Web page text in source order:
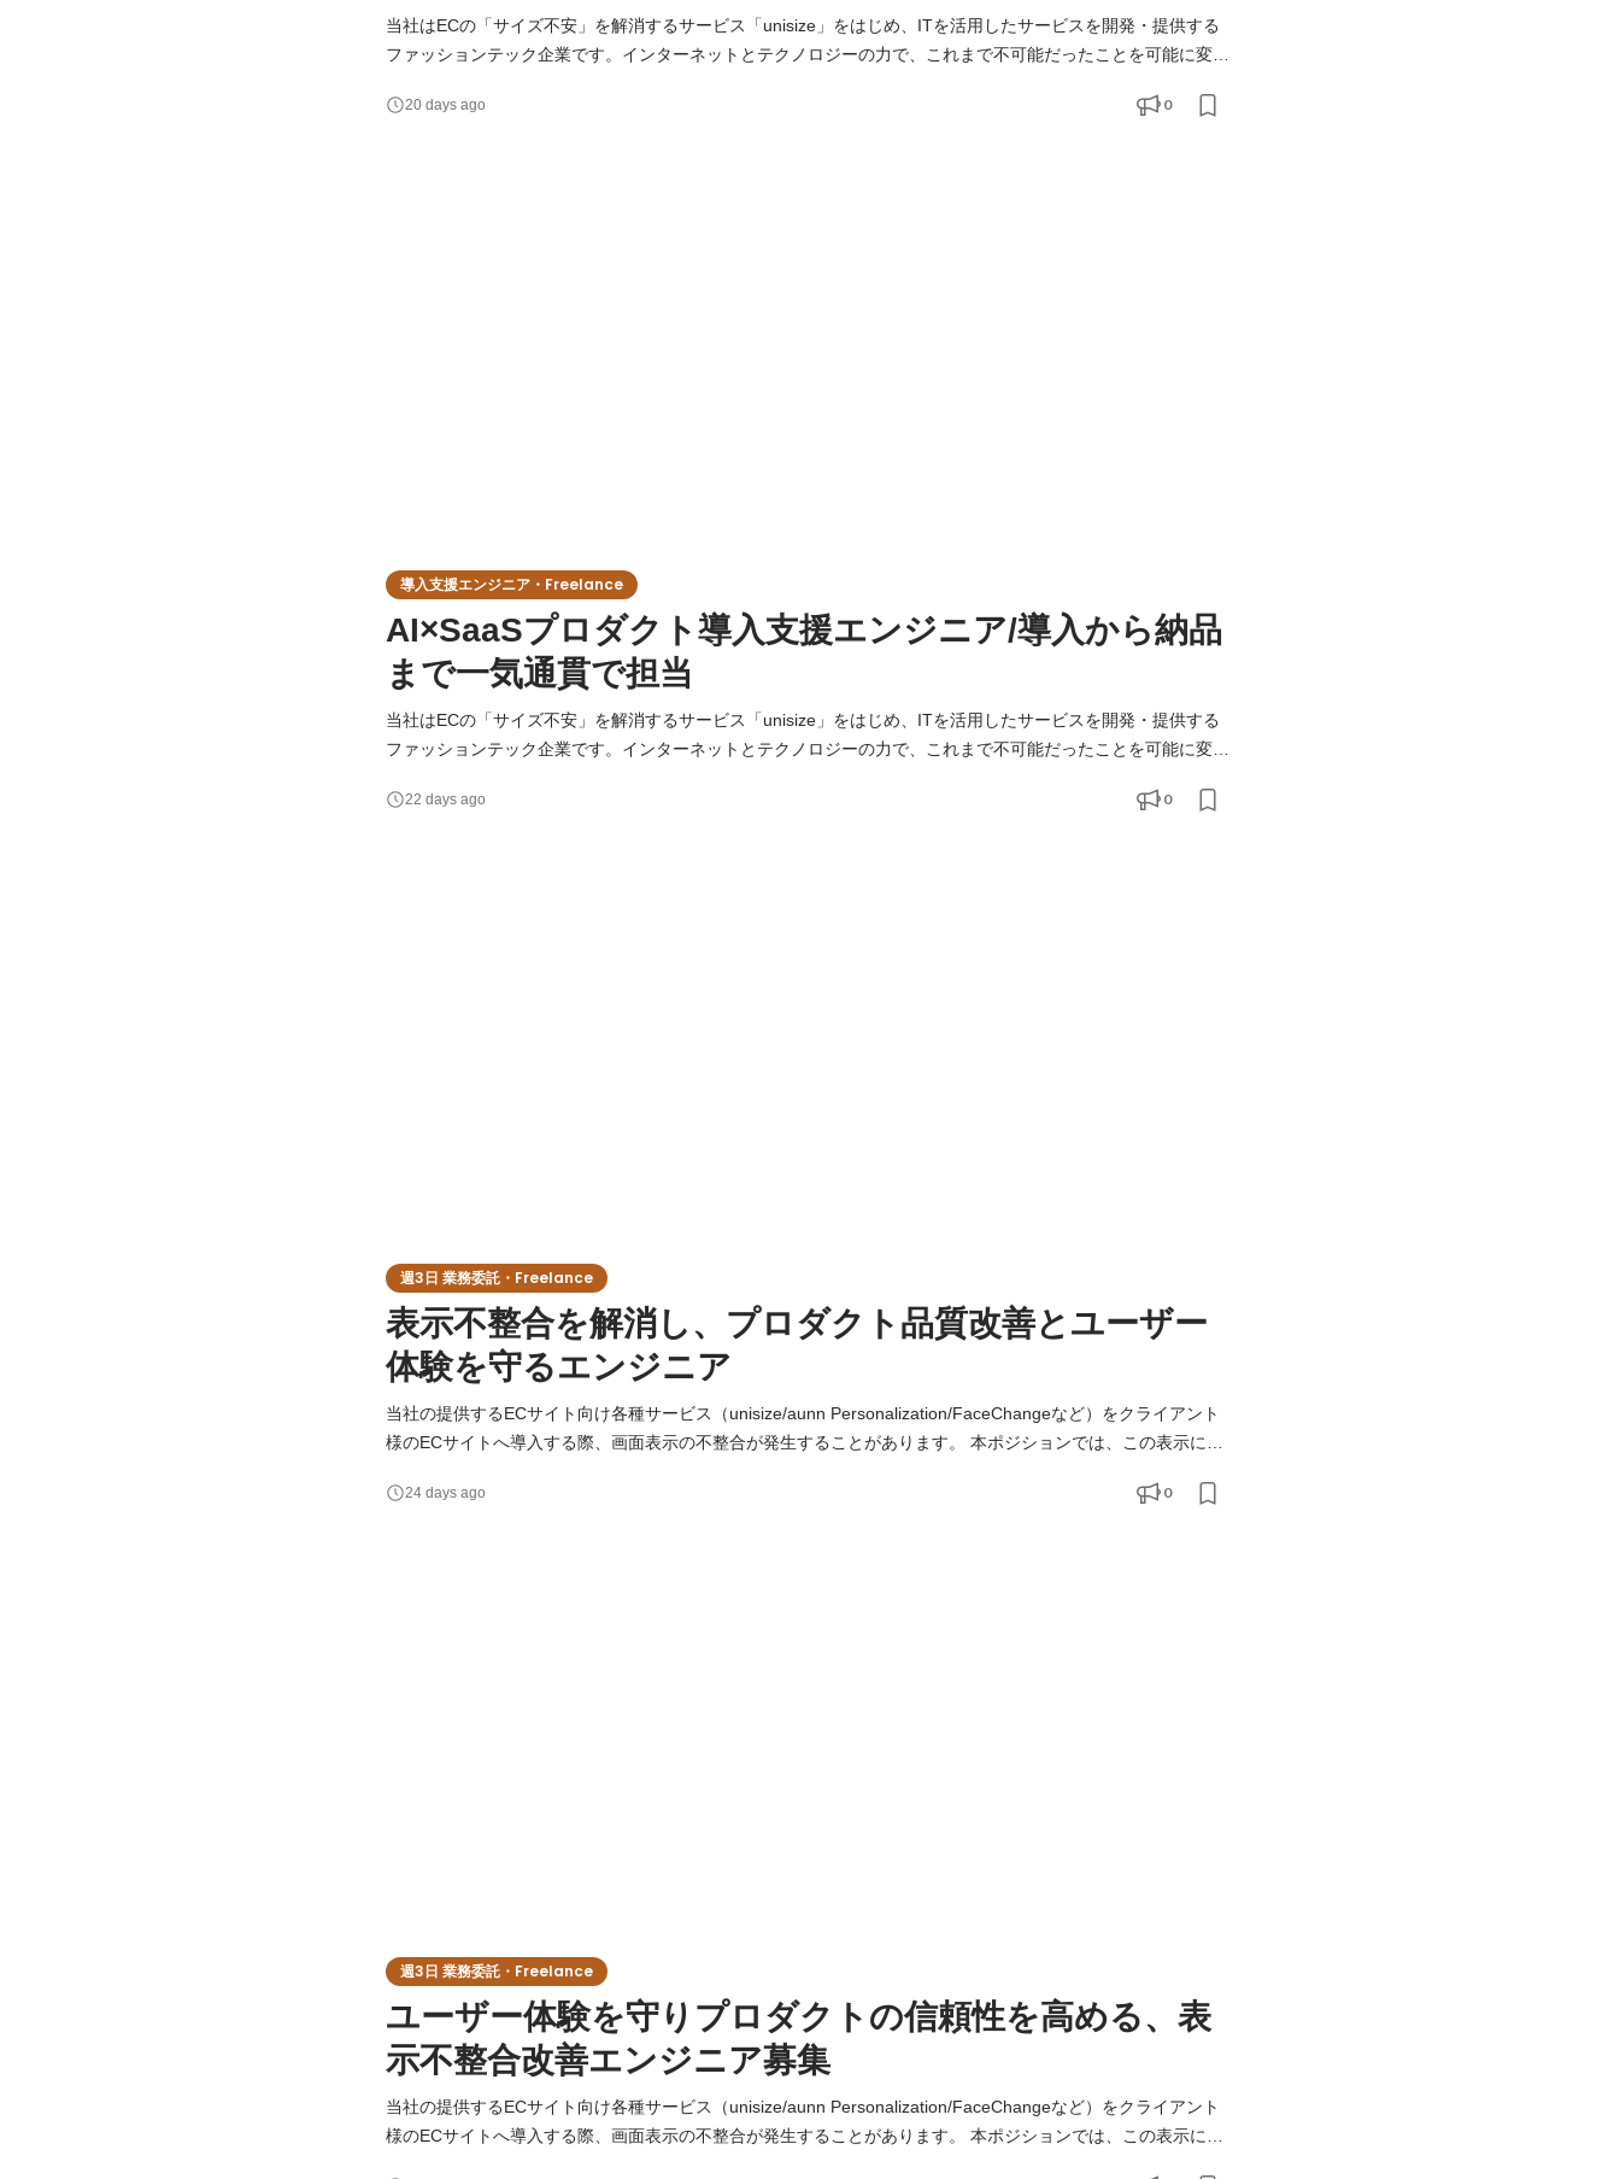
当社はECの「サイズ不安」を解消するサービス「unisize」をはじめ、ITを活用したサービスを開発・提供する
ファッションテック企業です。インターネットとテクノロジーの力で、これまで不可能だったことを可能に変
を多くのクライアントへスムーズに導入をしていくため、体制の強化を行っています。 ゼロからプロダクトを開
20 days ago 0
導入支援エンジニア・Freelance
AI×SaaSプロダクト導入支援エンジニア/導入から納品
まで一気通貫で担当
当社はECの「サイズ不安」を解消するサービス「unisize」をはじめ、ITを活用したサービスを開発・提供する
ファッションテック企業です。インターネットとテクノロジーの力で、これまで不可能だったことを可能に変
を多くのクライアントへスムーズに導入をしていくため、体制の強化を行っています。 ゼロからプロダクトを開
22 days ago 0
週3日 業務委託・Freelance
表示不整合を解消し、プロダクト品質改善とユーザー
体験を守るエンジニア
当社の提供するECサイト向け各種サービス（unisize/aunn Personalization/FaceChangeなど）をクライアント
様のECサイトへ導入する際、画面表示の不整合が発生することがあります。 本ポジションでは、この表示に関
（UX）の安定化を担っていただきます。 【業務内容】 ・事象の再現と原因特定（CSS競合／JS介入／タグ・
24 days ago 0
週3日 業務委託・Freelance
ユーザー体験を守りプロダクトの信頼性を高める、表
示不整合改善エンジニア募集
当社の提供するECサイト向け各種サービス（unisize/aunn Personalization/FaceChangeなど）をクライアント
様のECサイトへ導入する際、画面表示の不整合が発生することがあります。 本ポジションでは、この表示に関